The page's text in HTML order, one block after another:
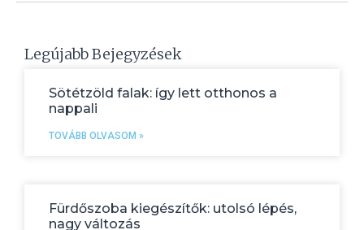
Legújabb Bejegyzések
Sötétzöld falak: így lett otthonos a
nappali
TOVÁBB OLVASOM »
Fürdőszoba kiegészítők: utolsó lépés,
nagy változás